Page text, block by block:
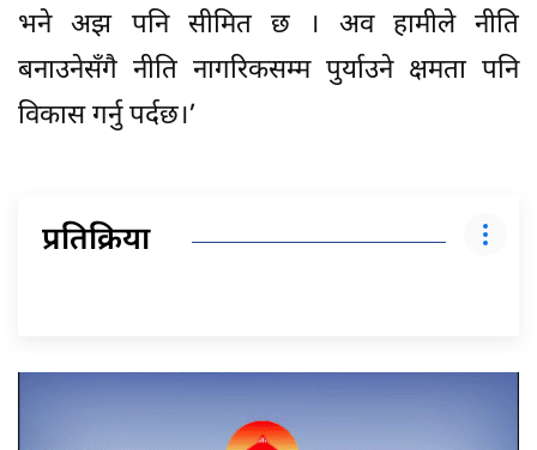
भने अझ पनि सीमित छ । अव हामीले नीति
बनाउनेसँगै नीति नागरिकसम्म पुर्याउने क्षमता पनि
विकास गर्नु पर्दछ।’
प्रतिक्रिया